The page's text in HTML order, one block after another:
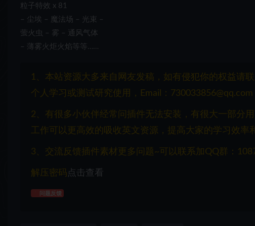
粒子特效 x 81
– 尘埃 – 魔法场 – 光束 –
萤火虫 – 雾 – 通风气体
– 薄雾火炬火焰等等……
1、本站资源大多来自网友发稿，如有侵犯你的权益请
个人学习或测试研究使用，Email：730033856@qq.com
2、有很多小伙伴经常问插件无法安装，有很大一部分
工作可以更高效的吸收英文资源，提高大家的学习效率
3、交流反馈插件素材更多问题~可以联系加QQ群：
解压密码 点击查看
问题反馈